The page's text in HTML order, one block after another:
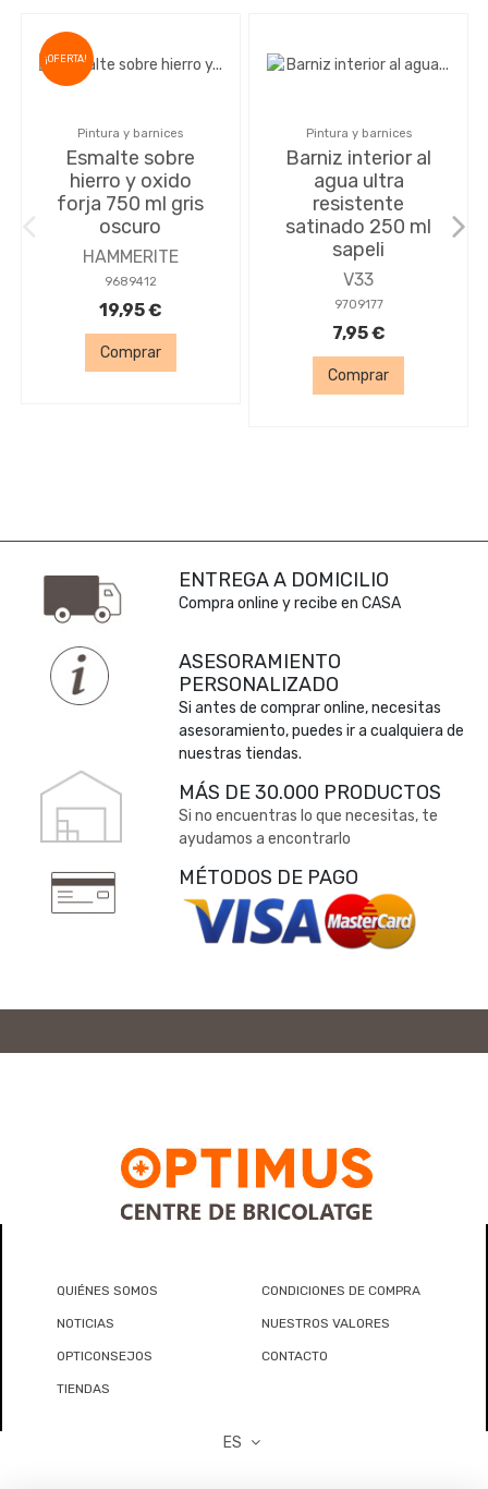
¡OFERTA!
Pintura y barnices
Esmalte sobre
hierro y oxido
forja 750 ml gris
oscuro
HAMMERITE
9689412
19,95 €
Comprar
Pintura y barnices
Barniz interior al
agua ultra
resistente
satinado 250 ml
sapeli
V33
9709177
7,95 €
Comprar
ENTREGA A DOMICILIO
Compra online y recibe en CASA
ASESORAMIENTO
PERSONALIZADO
Si antes de comprar online, necesitas
asesoramiento, puedes ir a cualquiera de
nuestras tiendas.
MÁS DE 30.000 PRODUCTOS
Si no encuentras lo que necesitas, te
ayudamos a encontrarlo
MÉTODOS DE PAGO
QUIÉNES SOMOS CONDICIONES DE COMPRA
NOTICIAS NUESTROS VALORES
OPTICONSEJOS CONTACTO
TIENDAS
ES